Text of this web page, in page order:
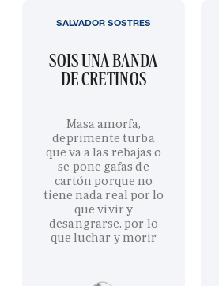
SOIS UNA BANDA
DE CRETINOS
Masa amorfa,
deprimente turba
que va a las rebajas o
se pone gafas de
cartón porque no
tiene nada real por lo
que vivir y
desangrarse, por lo
que luchar y morir
SALVADOR SOSTRES